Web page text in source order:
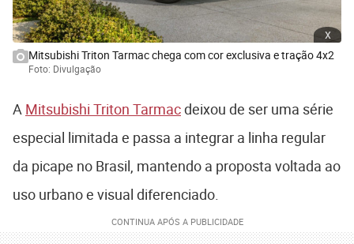
x
Mitsubishi Triton Tarmac chega com cor exclusiva e tração 4x2
Foto: Divulgação
A Mitsubishi Triton Tarmacdeixou de ser uma série
especial limitada e passa a integrar a linha regular
da picape no Brasil, mantendo a proposta voltada ao
uso urbano e visual diferenciado.